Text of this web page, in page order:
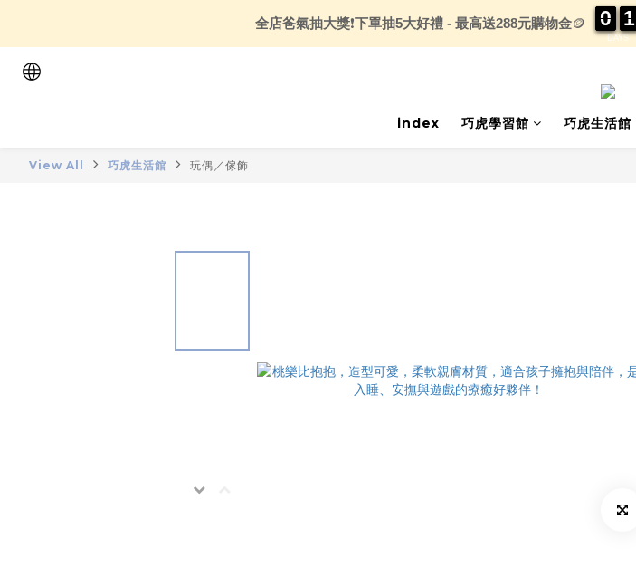
index 巧虎學習館 巧虎生活館
View All 巧虎生活館 玩偶／傢飾
全店爸氣抽大獎❗下單抽5大好禮 - 最高送288元購物金🪙
DAYS
0
0
0
0 1
1
1
1